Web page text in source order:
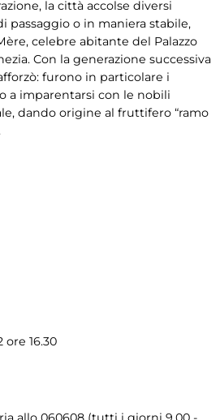
la città accolse diversi
passaggio o in maniera stabile,
celebre abitante del Palazzo
Con la generazione successiva
furono in particolare i
a imparentarsi con le nobili
dando origine al fruttifero “ramo
16.30